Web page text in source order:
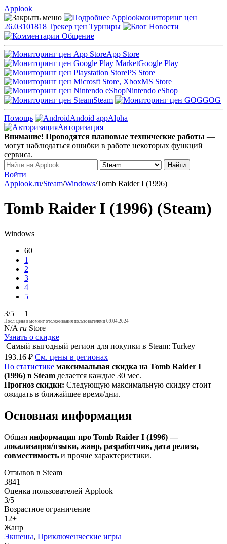
Applook
Applookмониторинг цен
26.03101818 Трекер цен Турниры
Новости
Общение
App Store
Google Play
PS Store
MS Store
Nintendo eShop
Steam
GOG
Помощь Andoid appAlpha
Авторизация
Внимание! Проводятся плановые технические работы —
могут наблюдаться ошибки в работе некоторых функций
сервиса.
Войти
Applook.ru/Steam/Windows/Tomb Raider I (1996)
Tomb Raider I (1996) (Steam)
Windows
60
1
2
3
4
5
3/5 1
Посл. цена в момент отслеживания пользователями 09.04.2024
N/A ru Store
Узнать о скидке
Самый выгодный регион для покупки в Steam: Turkey —
193.16 ₽ См. цены в регионах
По статистике максимальная скидка на Tomb Raider I
(1996) в Steam делается каждые 30 мес.
Прогноз скидки: Следующую максимальную скидку стоит
ожидать в ближайшее время/дни.
Основная информация
Общая информация про Tomb Raider I (1996) —
локализация/языки, жанр, разработчик, дата релиза,
совместимость и прочие характеристики.
Отзывов в Steam
3841
Оценка пользователей Applook
3/5
Возрастное ограничение
12+
Жанр
Экшены, Приключенческие игры